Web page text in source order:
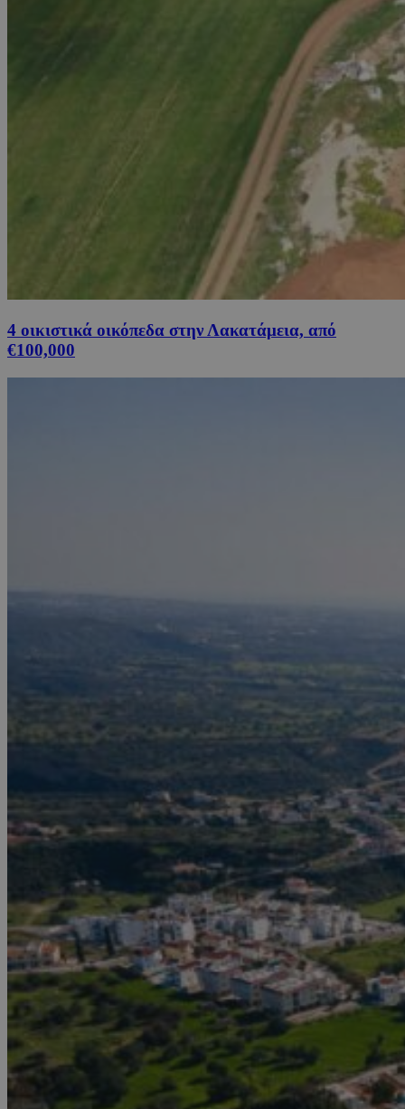
4 οικιστικά οικόπεδα στην Λακατάμεια, από
€100,000